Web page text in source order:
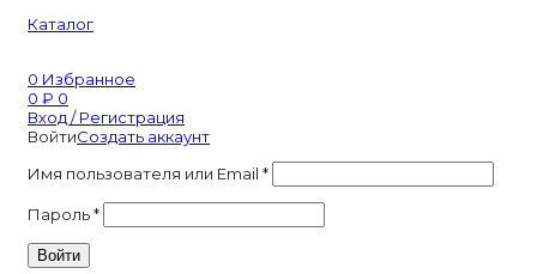
Каталог
0 Избранное
0 ₽ 0
Вход / Регистрация
ВойтиСоздать аккаунт
Имя пользователя или Email *
Пароль*
Войти